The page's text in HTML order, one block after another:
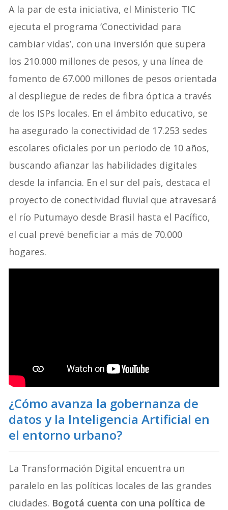
A la par de esta iniciativa, el Ministerio TIC
ejecuta el programa ‘Conectividad para
cambiar vidas’, con una inversión que supera
los 210.000 millones de pesos, y una línea de
fomento de 67.000 millones de pesos orientada
al despliegue de redes de fibra óptica a través
de los ISPs locales. En el ámbito educativo, se
ha asegurado la conectividad de 17.253 sedes
escolares oficiales por un periodo de 10 años,
buscando afianzar las habilidades digitales
desde la infancia. En el sur del país, destaca el
proyecto de conectividad fluvial que atravesará
el río Putumayo desde Brasil hasta el Pacífico,
el cual prevé beneficiar a más de 70.000
hogares.
¿Cómo avanza la gobernanza de
datos y la Inteligencia Artificial en
el entorno urbano?
La Transformación Digital encuentra un
paralelo en las políticas locales de las grandes
ciudades. Bogotá cuenta con una política de